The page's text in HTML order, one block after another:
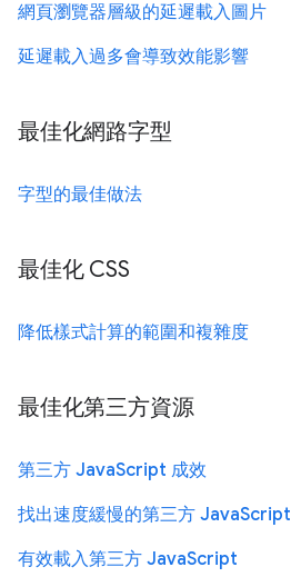
網頁瀏覽器層級的延遲載入圖片
延遲載入過多會導致效能影響
最佳化網路字型
字型的最佳做法
最佳化 CSS
降低樣式計算的範圍和複雜度
最佳化第三方資源
第三方 JavaScript 成效
找出速度緩慢的第三方 JavaScript
有效載入第三方 JavaScript